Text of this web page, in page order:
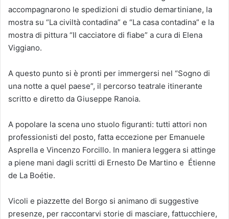
accompagnarono le spedizioni di studio demartiniane, la
mostra su “La civiltà contadina” e “La casa contadina” e la
mostra di pittura “Il cacciatore di fiabe” a cura di Elena
Viggiano.
A questo punto si è pronti per immergersi nel “Sogno di
una notte a quel paese”, il percorso teatrale itinerante
scritto e diretto da Giuseppe Ranoia.
A popolare la scena uno stuolo figuranti: tutti attori non
professionisti del posto, fatta eccezione per Emanuele
Asprella e Vincenzo Forcillo. In maniera leggera si attinge
a piene mani dagli scritti di Ernesto De Martino e Étienne
de La Boétie.
Vicoli e piazzette del Borgo si animano di suggestive
presenze, per raccontarvi storie di masciare, fattucchiere,